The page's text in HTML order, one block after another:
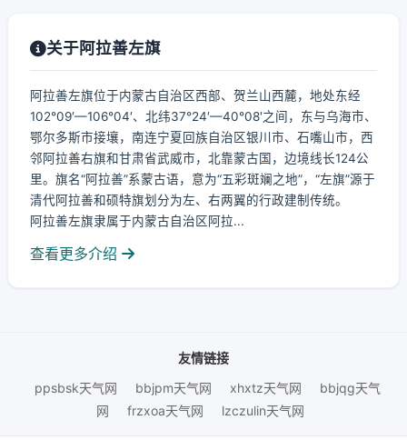
关于阿拉善左旗
阿拉善左旗位于内蒙古自治区西部、贺兰山西麓，地处东经
102°09′—106°04′、北纬37°24′—40°08′之间，东与乌海市、
鄂尔多斯市接壤，南连宁夏回族自治区银川市、石嘴山市，西
邻阿拉善右旗和甘肃省武威市，北靠蒙古国，边境线长124公
里。旗名“阿拉善”系蒙古语，意为“五彩斑斓之地”，“左旗”源于
清代阿拉善和硕特旗划分为左、右两翼的行政建制传统。
阿拉善左旗隶属于内蒙古自治区阿拉...
查看更多介绍
友情链接
ppsbsk天气网
bbjpm天气网 xhxtz天气网
bbjqg天气
网
frzxoa天气网 lzczulin天气网